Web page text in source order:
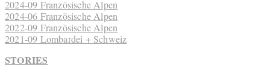
2024-09 Französische Alpen
2024-06 Französische Alpen
2022-09 Französische Alpen
2021-09 Lombardei + Schweiz
STORIES